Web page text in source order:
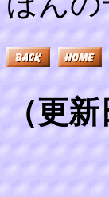
（更